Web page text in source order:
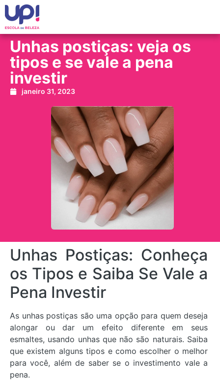
Unhas postiças: veja os
tipos e se vale a pena
investir
janeiro 31, 2023
Unhas Postiças: Conheça
os Tipos e Saiba Se Vale a
Pena Investir
As unhas postiças são uma opção para quem deseja
alongar ou dar um efeito diferente em seus
esmaltes, usando unhas que não são naturais. Saiba
que existem alguns tipos e como escolher o melhor
para você, além de saber se o investimento vale a
pena.